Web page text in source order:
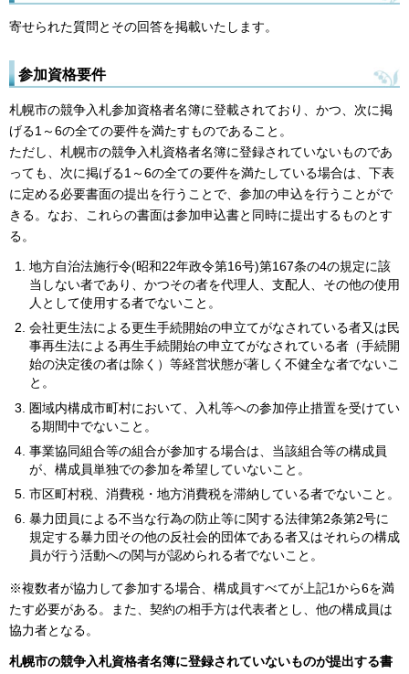
寄せられた質問とその回答を掲載いたします。
参加資格要件
札幌市の競争入札参加資格者名簿に登載されており、かつ、次に掲
げる1～6の全ての要件を満たすものであること。
ただし、札幌市の競争入札資格者名簿に登録されていないものであ
っても、次に掲げる1～6の全ての要件を満たしている場合は、下表
に定める必要書面の提出を行うことで、参加の申込を行うことがで
きる。なお、これらの書面は参加申込書と同時に提出するものとす
る。
地方自治法施行令(昭和22年政令第16号)第167条の4の規定に該
当しない者であり、かつその者を代理人、支配人、その他の使用
人として使用する者でないこと。
会社更生法による更生手続開始の申立てがなされている者又は民
事再生法による再生手続開始の申立てがなされている者（手続開
始の決定後の者は除く）等経営状態が著しく不健全な者でないこ
と。
圏域内構成市町村において、入札等への参加停止措置を受けてい
る期間中でないこと。
事業協同組合等の組合が参加する場合は、当該組合等の構成員
が、構成員単独での参加を希望していないこと。
市区町村税、消費税・地方消費税を滞納している者でないこと。
暴力団員による不当な行為の防止等に関する法律第2条第2号に
規定する暴力団その他の反社会的団体である者又はそれらの構成
員が行う活動への関与が認められる者でないこと。
※複数者が協力して参加する場合、構成員すべてが上記1から6を満
たす必要がある。また、契約の相手方は代表者とし、他の構成員は
協力者となる。
札幌市の競争入札資格者名簿に登録されていないものが提出する書